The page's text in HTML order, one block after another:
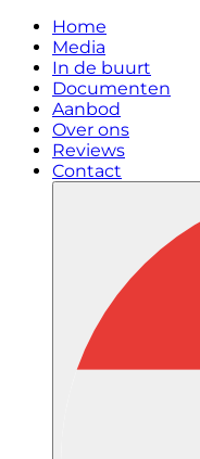
Home
Media
In de buurt
Documenten
Aanbod
Over ons
Reviews
Contact